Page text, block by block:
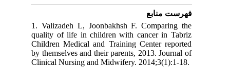
فهرست منابع
1. Valizadeh L, Joonbakhsh F. Comparing the
quality of life in children with cancer in Tabriz
Children Medical and Training Center reported
by themselves and their parents, 2013. Journal of
Clinical Nursing and Midwifery. 2014;3(1):1-18.